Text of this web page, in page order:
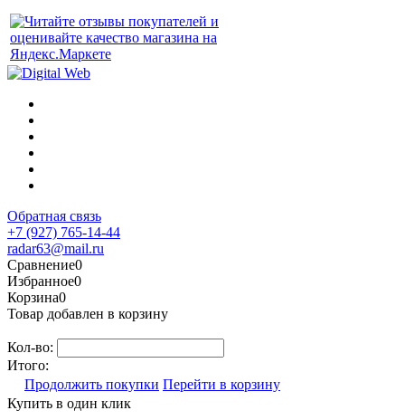
Обратная связь
+7 (927) 765-14-44
radar63@mail.ru
Сравнение0
Избранное0
Корзина0
Товар добавлен в корзину
Кол-во:
Итого:
Продолжить покупки Перейти в корзину
Купить в один клик